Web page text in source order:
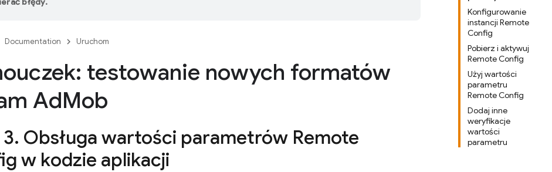
Konfigurowanie
instancji Remote
Config
Pobierz i aktywuj
Remote Config
Użyj wartości
parametru
Remote Config
Dodaj inne
weryfikacje
wartości
parametru
Documentation Uruchom
testowanie nowych formatów
AdMob
. Obsługa wartości parametrów Remote
w kodzie aplikacji